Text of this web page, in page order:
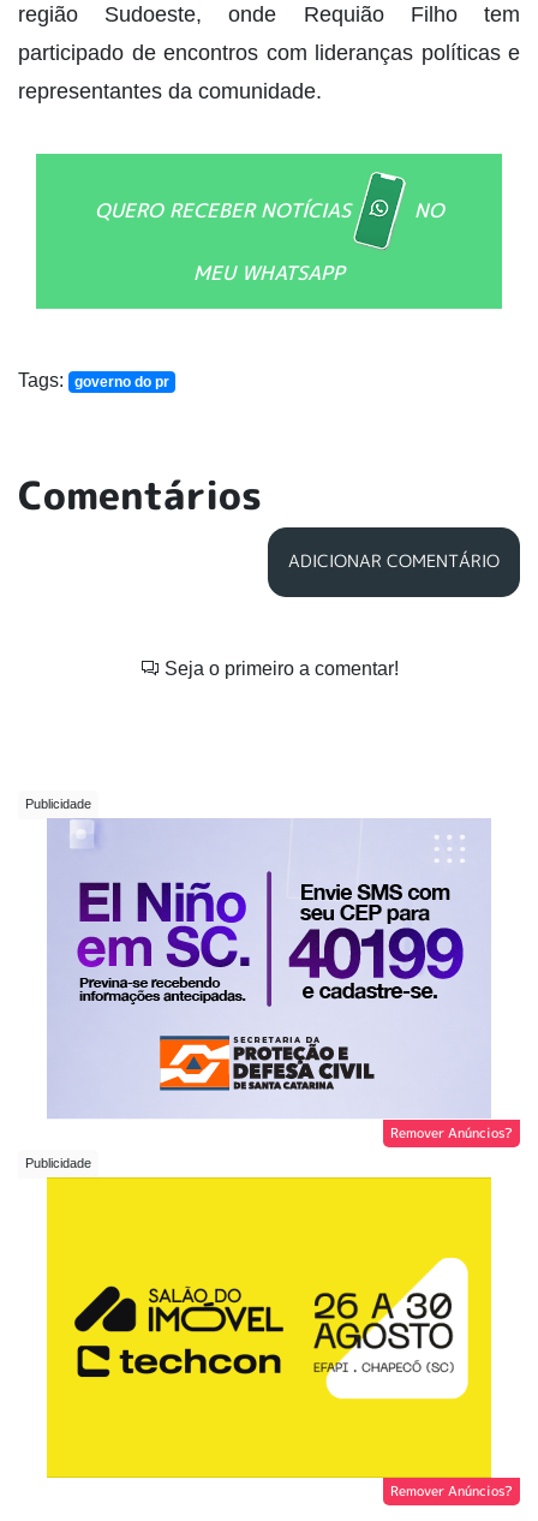
região Sudoeste, onde Requião Filho tem
participado de encontros com lideranças políticas e
representantes da comunidade.
QUERO RECEBER NOTÍCIAS NO
MEU WHATSAPP
Tags: governo do pr
Comentários
ADICIONAR COMENTÁRIO
Seja o primeiro a comentar!
Remover Anúncios?
Remover Anúncios?